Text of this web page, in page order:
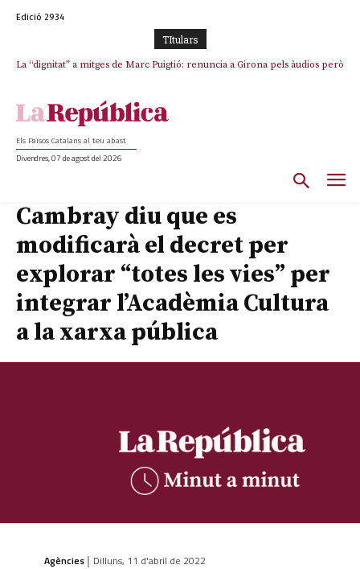
Edició 2934
TItulars
La “dignitat” a mitges de Marc Puigtió: renuncia a Girona pels àudios però
Els Països Catalans al teu abast
Divendres, 07 de agost del 2026
Cambray diu que es
modificarà el decret per
explorar “totes les vies” per
integrar l’Acadèmia Cultura
a la xarxa pública
Agències | Dilluns, 11 d'abril de 2022